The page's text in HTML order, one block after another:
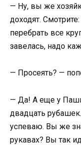
— Ну, вы же
доходят.
перебрать все
завелась, надо
— Просеять? —
— Да! А еще у
двадцать
успеваю. Вы же
рукавах? Вы так